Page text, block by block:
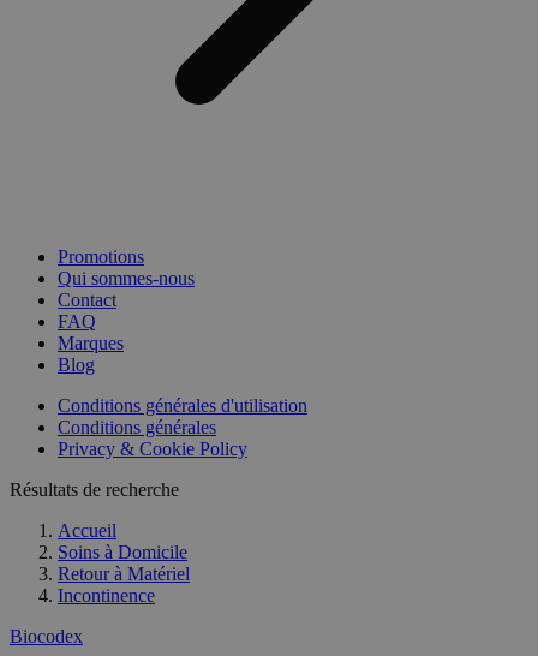
Promotions
Qui sommes-nous
Contact
FAQ
Marques
Blog
Conditions générales d'utilisation
Conditions générales
Privacy & Cookie Policy
Résultats de recherche
Accueil
Soins à Domicile
Retour à Matériel
Incontinence
Biocodex